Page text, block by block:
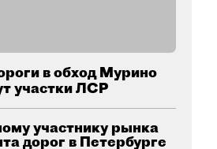
в обход Мурино
участки ЛСР
участнику рынка
дорог в Петербурге